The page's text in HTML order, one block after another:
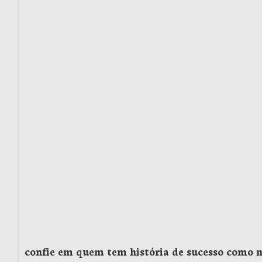
confie em quem tem história de sucesso como